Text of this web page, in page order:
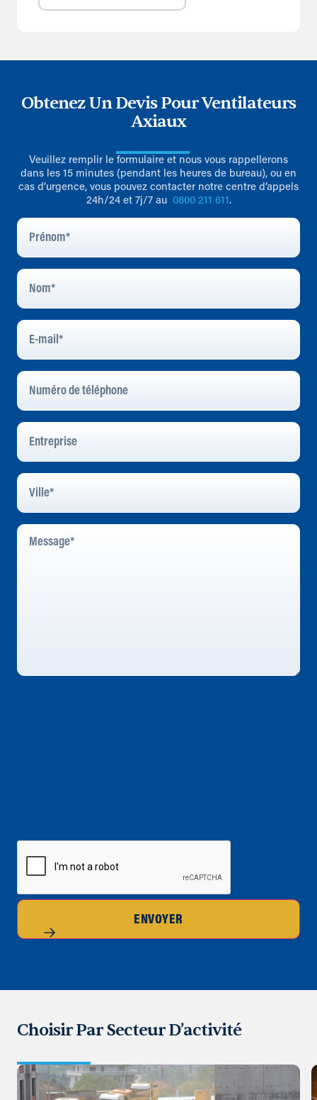
Obtenez Un Devis Pour Ventilateurs
Axiaux
Veuillez remplir le formulaire et nous vous rappellerons
dans les 15 minutes (pendant les heures de bureau), ou en
cas d’urgence, vous pouvez contacter notre centre d’appels
24h/24 et 7j/7 au 0800 211 611.
Prénom
Nom
E-
Mail*
Numéro
Téléphone
Entreprise
Ville
Message
CAPTCHA
ENVOYER
Choisir Par Secteur D’activité